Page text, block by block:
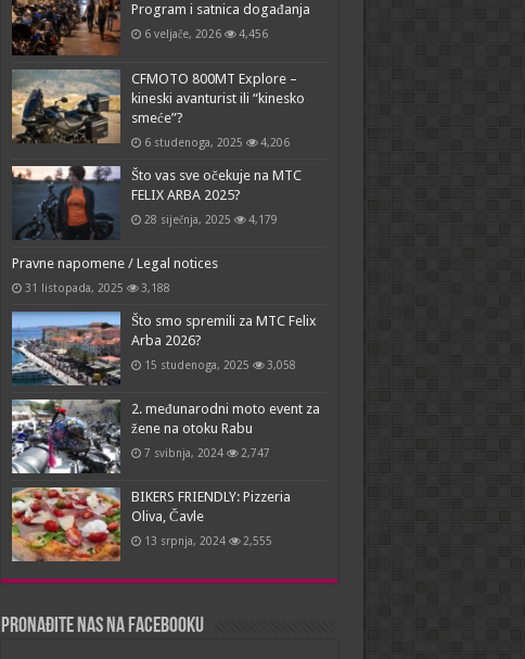
Program i satnica događanja
6 veljače, 2026 4,456
CFMOTO 800MT Explore –
kineski avanturist ili “kinesko
smeće”?
6 studenoga, 2025 4,206
Što vas sve očekuje na MTC
FELIX ARBA 2025?
28 siječnja, 2025 4,179
Pravne napomene / Legal notices
31 listopada, 2025 3,188
Što smo spremili za MTC Felix
Arba 2026?
15 studenoga, 2025 3,058
2. međunarodni moto event za
žene na otoku Rabu
7 svibnja, 2024 2,747
BIKERS FRIENDLY: Pizzeria
Oliva, Čavle
13 srpnja, 2024 2,555
Pronađite nas na Facebooku